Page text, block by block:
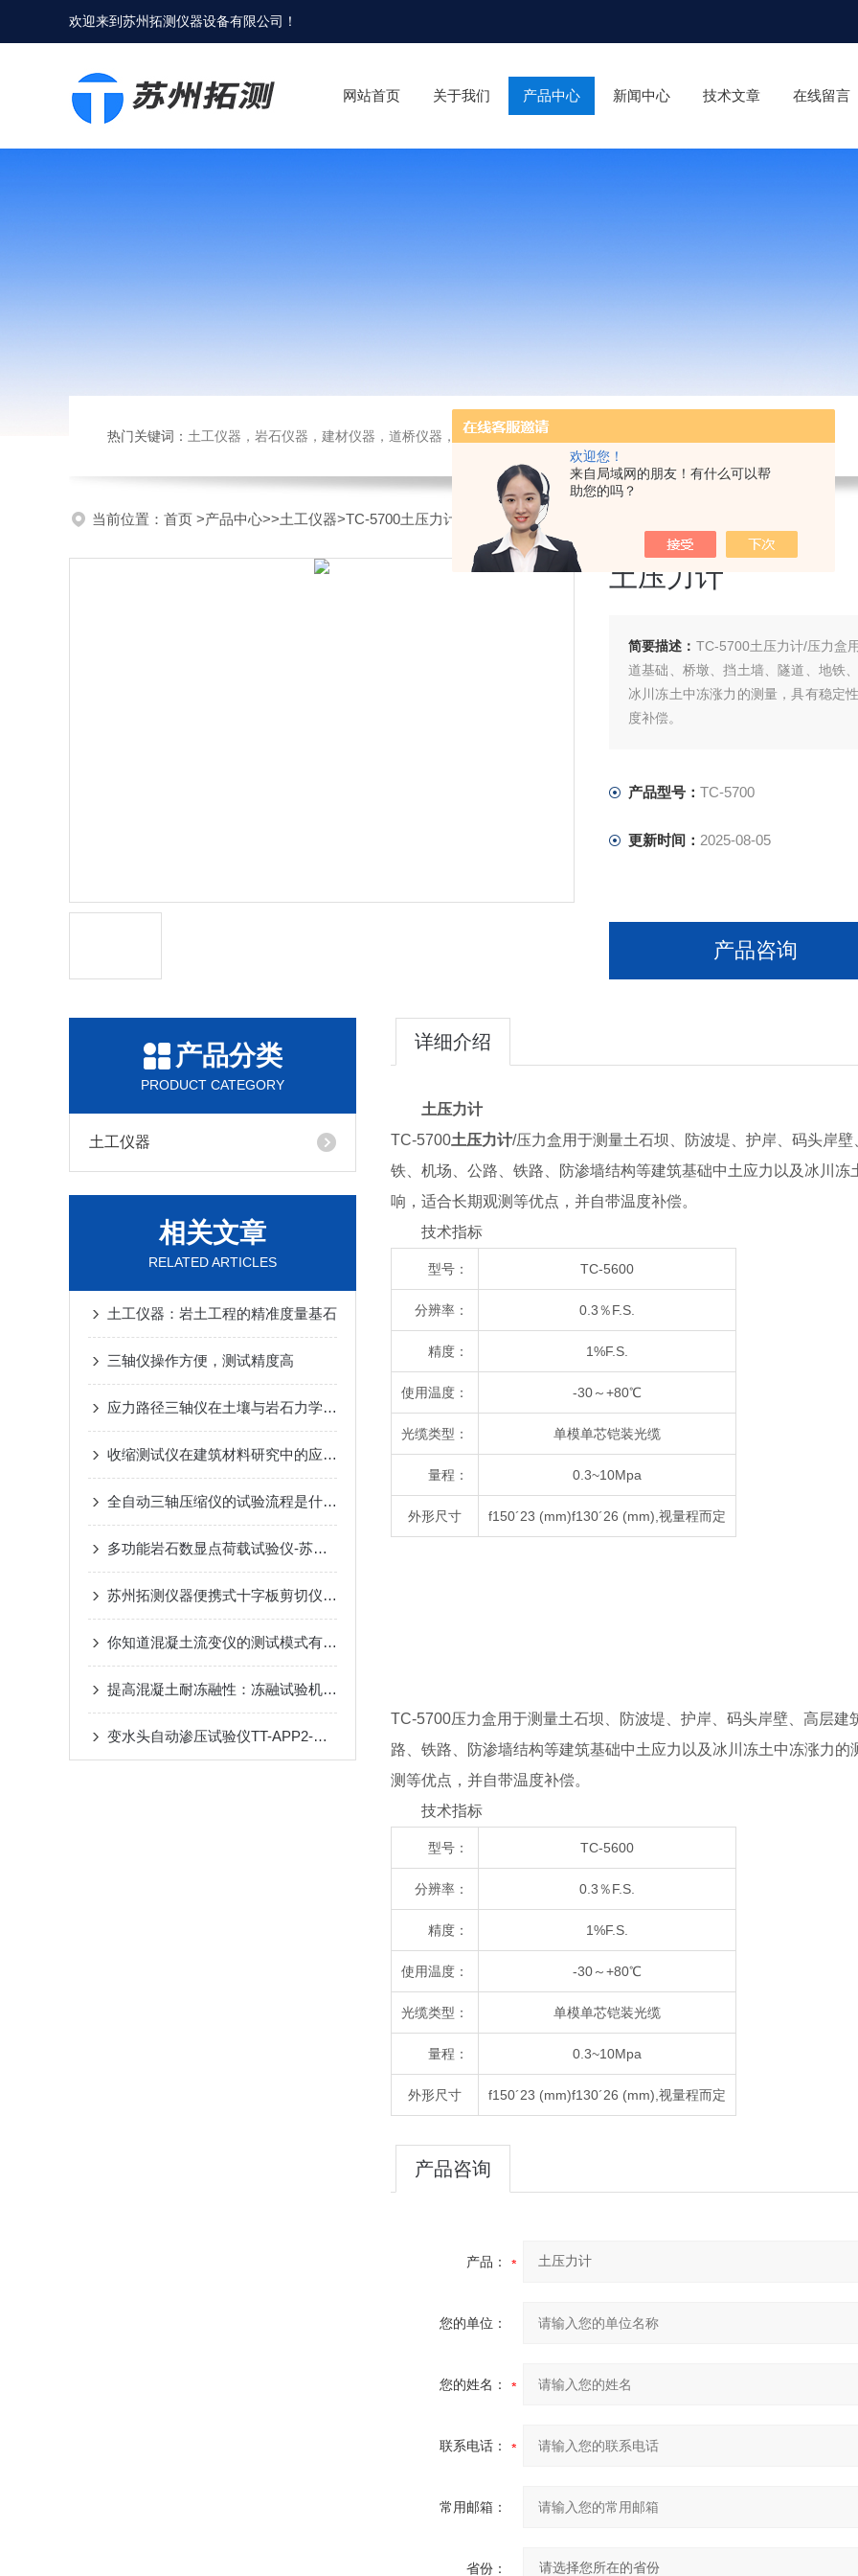
欢迎您！
来自局域网的朋友！有什么可以帮
助您的吗？
欢迎来到苏州拓测仪器设备有限公司 ！
网站首页 关于我们 产品中心 新闻中心 技术文章 在线留言
热门关键词： 土工仪器，岩石仪器，建材仪器，道桥仪器，检测仪器，检测仪器，物探仪器，勘察仪器，试验机试验箱，整体方案
当前位置： 首页 >产品中心>>土工仪器>TC-5700土压力计
土压力计
简要描述： TC-5700土压力计/压力盒
道基础、桥墩、挡土墙、隧道、地铁
冰川冻土中冻涨力的测量，具有稳定
度补偿。
产品型号： TC-5700
更新时间： 2025-08-05
产品咨询
产品分类
PRODUCT CATEGORY
土工仪器
相关文章
RELATED ARTICLES
土工仪器：岩土工程的精准度量基石
三轴仪操作方便，测试精度高
应力路径三轴仪在土壤与岩石力学中的应用探讨
收缩测试仪在建筑材料研究中的应用与发展趋势
全自动三轴压缩仪的试验流程是什么？
多功能岩石数显点荷载试验仪-苏州拓测仪器设备有限公司
苏州拓测仪器便携式十字板剪切仪说明书
你知道混凝土流变仪的测试模式有哪些么
提高混凝土耐冻融性：冻融试验机的应用
变水头自动渗压试验仪TT-APP2-苏州拓测仪器设备有限公司
详细介绍
土压力计
TC-5700土压力计/压力盒用于测量土石坝、防波堤、护岸、码头岸
铁、机场、公路、铁路、防渗墙结构等建筑基础中土应力以及冰川
响，适合长期观测等优点，并自带温度补偿。
技术指标
型号： TC-5600
分辨率： 0.3％F.S.
精度： 1%F.S.
使用温度： -30～+80℃
光缆类型： 单模单芯铠装光缆
量程： 0.3~10Mpa
外形尺寸 f150´23 (mm)f130´26 (mm),视量程而定
TC-5700压力盒用于测量土石坝、防波堤、护岸、码头岸壁、高层
路、铁路、防渗墙结构等建筑基础中土应力以及冰川冻土中冻涨力
测等优点，并自带温度补偿。
技术指标
型号： TC-5600
分辨率： 0.3％F.S.
精度： 1%F.S.
使用温度： -30～+80℃
光缆类型： 单模单芯铠装光缆
量程： 0.3~10Mpa
外形尺寸 f150´23 (mm)f130´26 (mm),视量程而定
产品咨询
产品：
您的单位：
您的姓名：
联系电话：
常用邮箱：
省份：